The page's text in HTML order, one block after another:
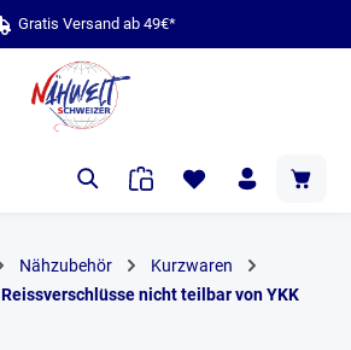
Nähzubehör
Kurzwaren
Reissverschlüsse nicht teilbar von YKK